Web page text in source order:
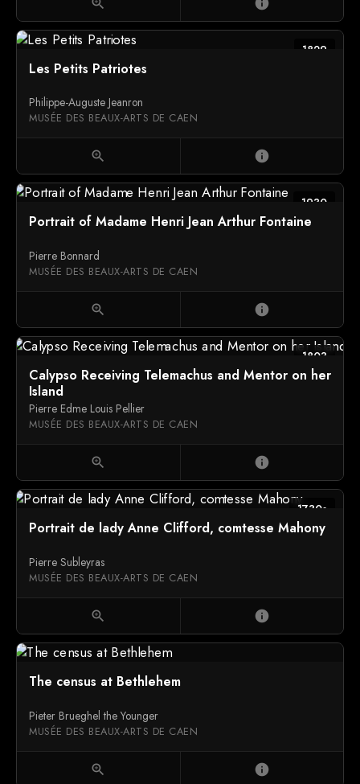
1829
Les Petits Patriotes
Philippe-Auguste Jeanron
MUSÉE DES BEAUX-ARTS DE CAEN
zoom_in info
1930
Portrait of Madame Henri Jean Arthur Fontaine
Pierre Bonnard
MUSÉE DES BEAUX-ARTS DE CAEN
zoom_in info
1803
Calypso Receiving Telemachus and Mentor on her
Island
Pierre Edme Louis Pellier
MUSÉE DES BEAUX-ARTS DE CAEN
zoom_in info
1730s
Portrait de lady Anne Clifford, comtesse Mahony
Pierre Subleyras
MUSÉE DES BEAUX-ARTS DE CAEN
zoom_in info
The census at Bethlehem
Pieter Brueghel the Younger
MUSÉE DES BEAUX-ARTS DE CAEN
zoom_in info